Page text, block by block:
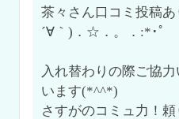
茶々さん口コミ投稿
´∀｀)．☆．。．:*･ﾟ
入れ替わりの際ご協
います(*^^*)
さすがのコミュ力！